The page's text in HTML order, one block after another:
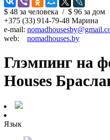
$ 48 за человека / $ 96 за дом
+375 (33) 914-79-48 Марина
e-mail:
web: nomadhouses.by
Глэмпинг на
Houses
Язык